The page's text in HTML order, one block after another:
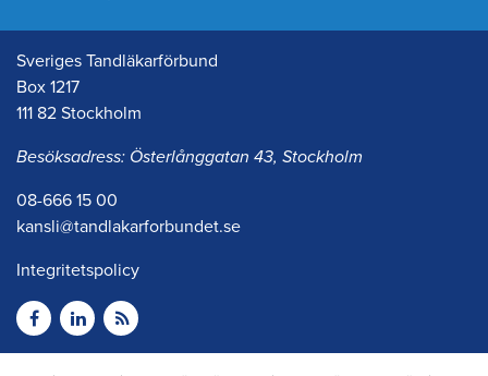
Sveriges Tandläkarförbund
Box 1217
111 82 Stockholm
Besöksadress: Österlånggatan 43, Stockholm
08-666 15 00
kansli@tandlakarforbundet.se
Integritetspolicy